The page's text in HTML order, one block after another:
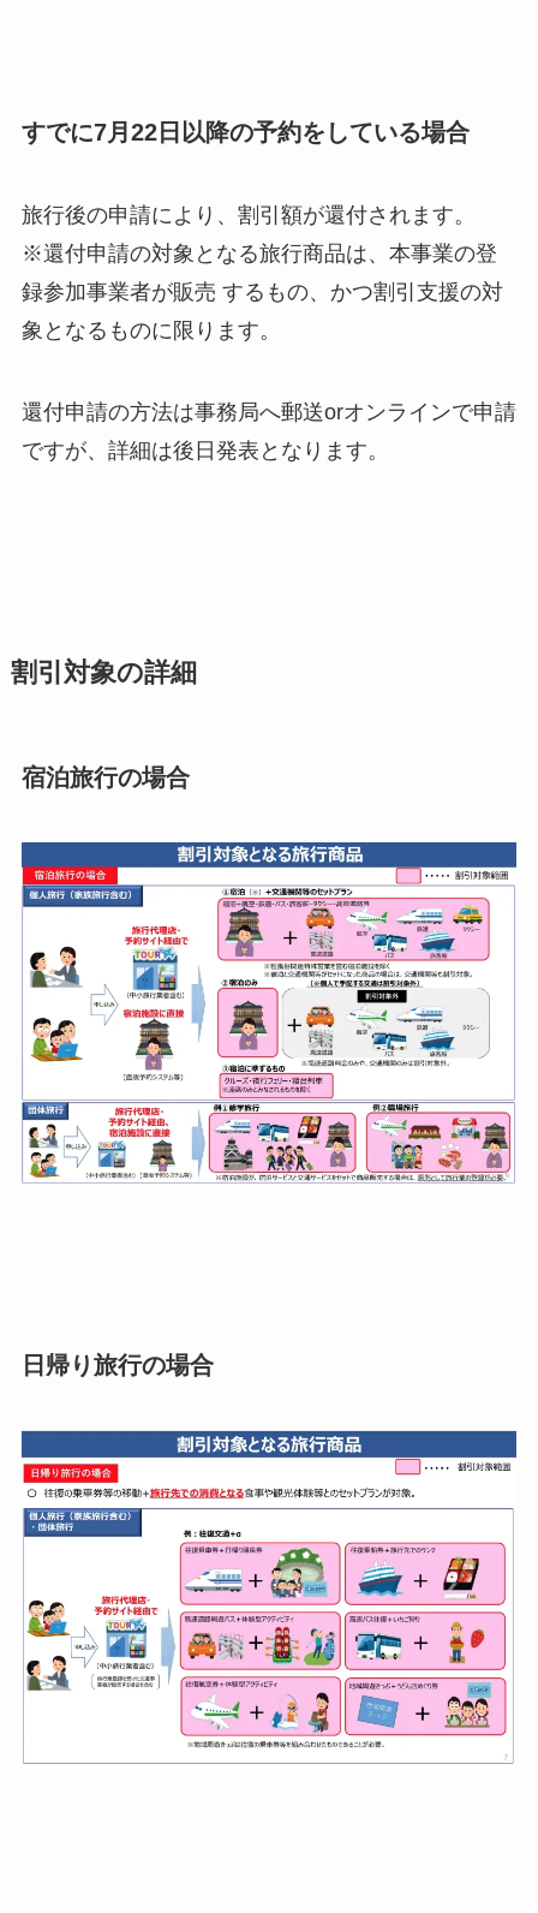
すでに7月22日以降の予約をしている場合
旅行後の申請により、割引額が還付されます。
※還付申請の対象となる旅行商品は、本事業の登
録参加事業者が販売 するもの、かつ割引支援の対
象となるものに限ります。
還付申請の方法は事務局へ郵送orオンラインで申請
ですが、詳細は後日発表となります。
割引対象の詳細
宿泊旅行の場合
日帰り旅行の場合